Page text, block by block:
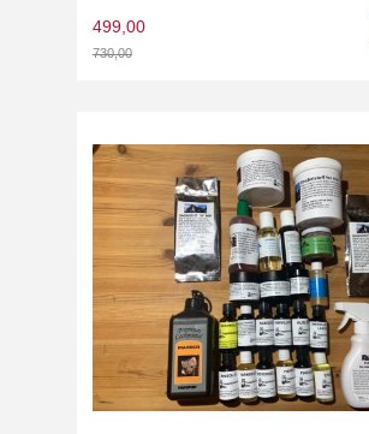
499,00
730,00